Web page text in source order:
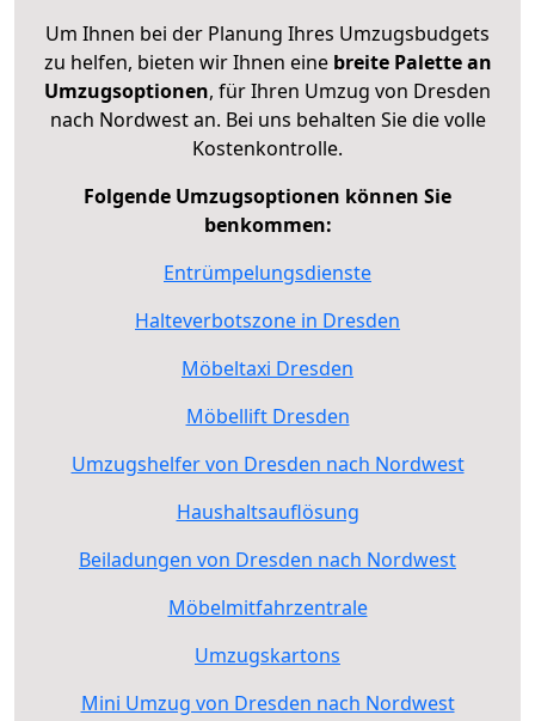
Um Ihnen bei der Planung Ihres Umzugsbudgets
zu helfen, bieten wir Ihnen eine breite Palette an
Umzugsoptionen, für Ihren Umzug von Dresden
nach Nordwest an. Bei uns behalten Sie die volle
Kostenkontrolle.
Folgende Umzugsoptionen können Sie
benkommen:
Entrümpelungsdienste
Halteverbotszone in Dresden
Möbeltaxi Dresden
Möbellift Dresden
Umzugshelfer von Dresden nach Nordwest
Haushaltsauflösung
Beiladungen von Dresden nach Nordwest
Möbelmitfahrzentrale
Umzugskartons
Mini Umzug von Dresden nach Nordwest